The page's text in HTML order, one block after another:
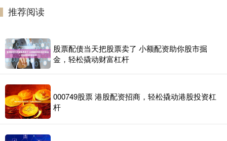
推荐阅读
股票配债当天把股票卖了 小额配资助你股市掘
金，轻松撬动财富杠杆
000749股票 港股配资招商，轻松撬动港股投资杠
杆